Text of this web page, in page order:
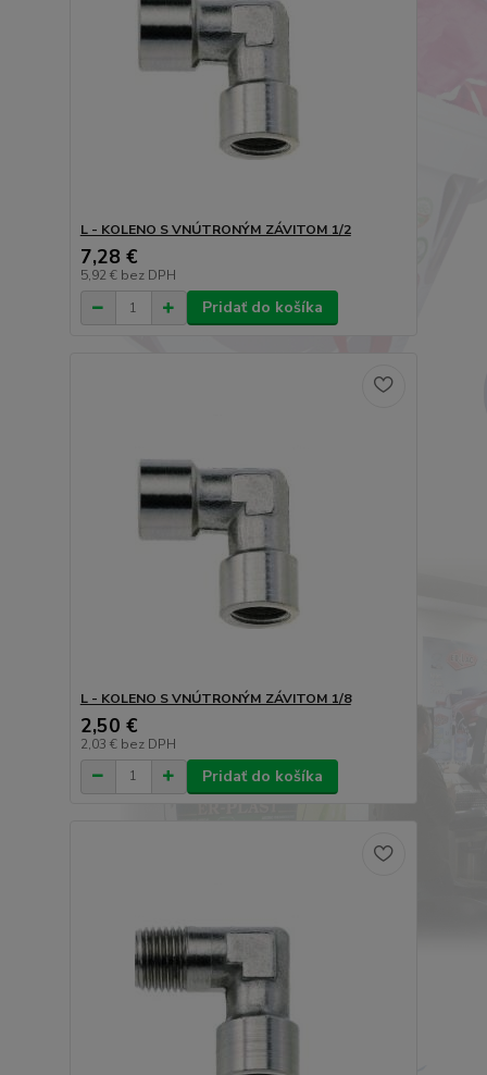
L - KOLENO S VNÚTRONÝM ZÁVITOM 1/2
7,28 €
5,92 € bez DPH
Pridať do košíka
L - KOLENO S VNÚTRONÝM ZÁVITOM 1/8
2,50 €
2,03 € bez DPH
Pridať do košíka